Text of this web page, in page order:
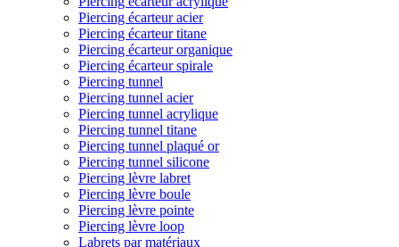
Piercing écarteur acier
Piercing écarteur titane
Piercing écarteur organique
Piercing écarteur spirale
Piercing tunnel
Piercing tunnel acier
Piercing tunnel acrylique
Piercing tunnel titane
Piercing tunnel plaqué or
Piercing tunnel silicone
Piercing lèvre labret
Piercing lèvre boule
Piercing lèvre pointe
Piercing lèvre loop
Labrets par matériaux